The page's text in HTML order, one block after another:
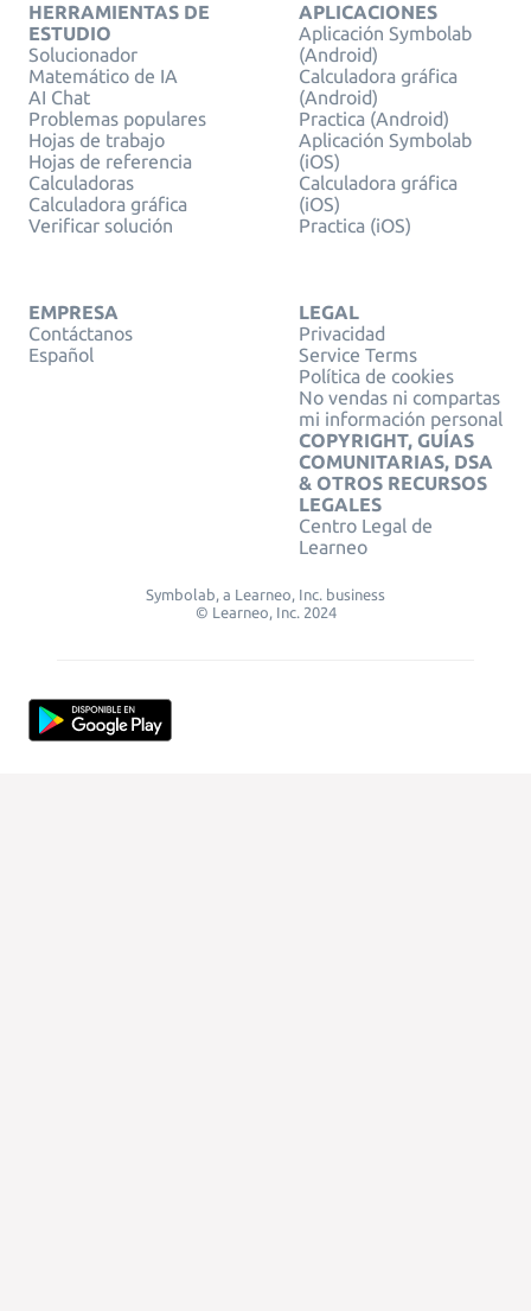
HERRAMIENTAS DE
ESTUDIO
Solucionador
Matemático de IA
AI Chat
Problemas populares
Hojas de trabajo
Hojas de referencia
Calculadoras
Calculadora gráfica
Verificar solución
APLICACIONES
Aplicación Symbolab
(Android)
Calculadora gráfica
(Android)
Practica (Android)
Aplicación Symbolab
(iOS)
Calculadora gráfica
(iOS)
Practica (iOS)
EMPRESA
Contáctanos
Español
LEGAL
Privacidad
Service Terms
Política de cookies
No vendas ni compartas
mi información personal
COPYRIGHT, GUÍAS
COMUNITARIAS, DSA
& OTROS RECURSOS
LEGALES
Centro Legal de
Learneo
Symbolab, a Learneo, Inc. business
© Learneo, Inc. 2024